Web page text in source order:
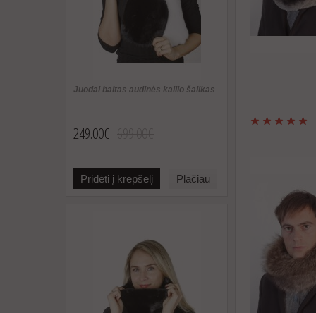
Juodai baltas audinės kailio šalikas
249.00€
Pridėti į krepšelį Plačiau